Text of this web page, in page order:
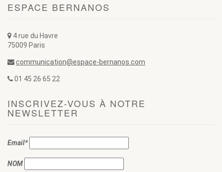
ESPACE BERNANOS
4 rue du Havre
75009 Paris
communication@espace-bernanos.com
01 45 26 65 22
INSCRIVEZ-VOUS À NOTRE
NEWSLETTER
Email*
NOM